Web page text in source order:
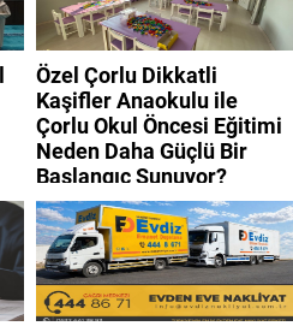
Özel Çorlu Dikkatli
Kaşifler Anaokulu ile
Çorlu Okul Öncesi Eğitimi
Neden Daha Güçlü Bir
Başlangıç Sunuyor?